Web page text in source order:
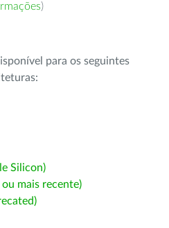
)
para os seguintes
Silicon)
mais recente)